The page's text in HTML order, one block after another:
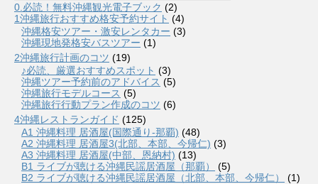
0.必読！無料沖縄観光電子ブック (2)
1沖縄旅行おすすめ格安予約サイト (4)
沖縄格安ツアー・激安レンタカー (3)
沖縄現地発格安バスツアー (1)
2沖縄旅行計画のコツ (19)
♪必読、厳選おすすめスポット (3)
沖縄ツアー予約前のアドバイス (5)
沖縄旅行モデルコース (5)
沖縄旅行行動プラン作成のコツ (6)
4沖縄レストランガイド (125)
A1 沖縄料理 居酒屋(国際通り-那覇) (48)
A2 沖縄料理 居酒屋3(北部、本部、今帰仁) (3)
A3 沖縄料理 居酒屋(中部、恩納村) (13)
B1 ライブが聴ける沖縄民謡居酒屋（那覇）
(5)
B2 ライブが聴ける沖縄民謡居酒屋（北部、本部、今帰仁）
(1)